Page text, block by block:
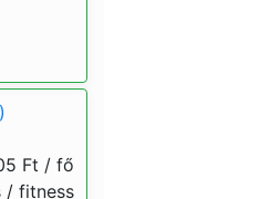
Ft / fő
/ fitness